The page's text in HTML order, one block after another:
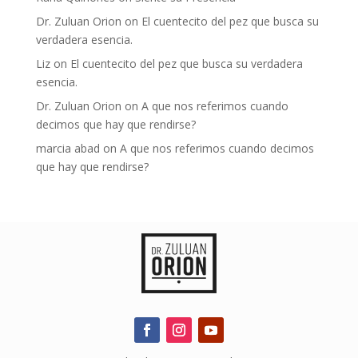
Dr. Zuluan Orion on El cuentecito del pez que busca su
verdadera esencia.
Lizon El cuentecito del pez que busca su verdadera
esencia.
Dr. Zuluan Orion on A que nos referimos cuando
decimos que hay que rendirse?
marcia abad on A que nos referimos cuando decimos
que hay que rendirse?